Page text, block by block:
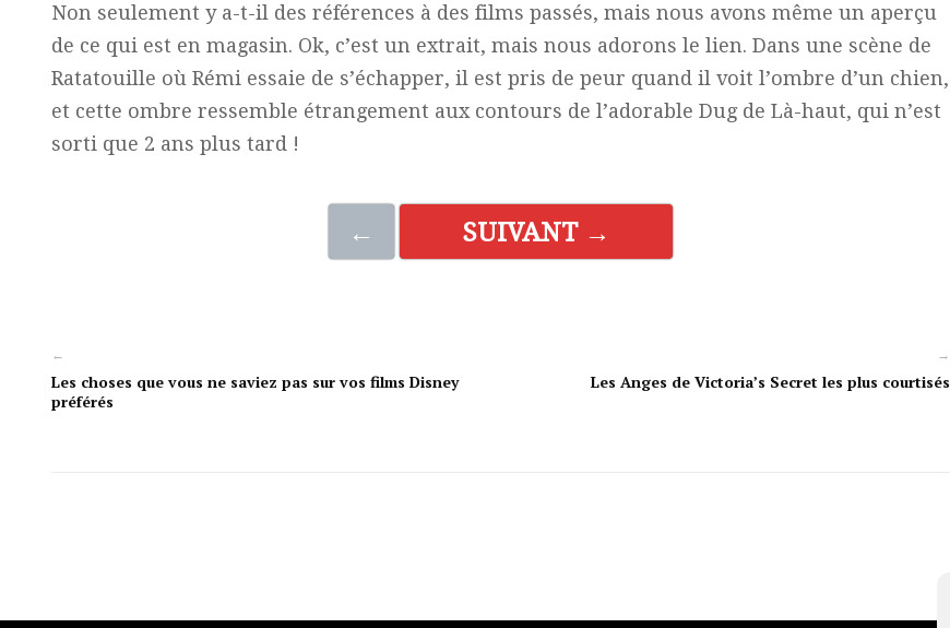
Non seulement y a-t-il des références à des films passés, mais nous avons même un aperçu
de ce qui est en magasin. Ok, c’est un extrait, mais nous adorons le lien. Dans une scène de
Ratatouille où Rémi essaie de s’échapper, il est pris de peur quand il voit l’ombre d’un chien,
et cette ombre ressemble étrangement aux contours de l’adorable Dug de Là-haut, qui n’est
sorti que 2 ans plus tard !
← SUIVANT →
←
Les choses que vous ne saviez pas sur vos films Disney
préférés
→
Les Anges de Victoria’s Secret les plus courtisés